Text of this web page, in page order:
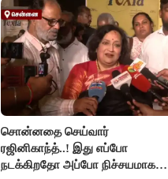
சொன்னதை செய்வார்
ரஜினிகாந்த்..! இது எப்போ
நடக்கிறதோ அப்போ நிச்சயமாக